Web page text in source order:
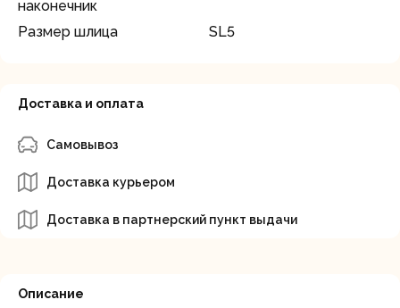
наконечник
Размер шлица SL5
Доставка и оплата
Самовывоз
Доставка курьером
Доставка в партнерский пункт выдачи
Описание